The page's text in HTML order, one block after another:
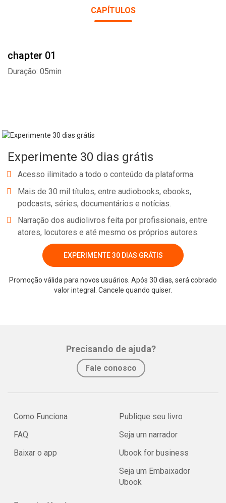
CAPÍTULOS
chapter 01
Duração: 05min
Experimente 30 dias grátis
Acesso ilimitado a todo o conteúdo da plataforma.
Mais de 30 mil títulos, entre audiobooks, ebooks,
podcasts, séries, documentários e notícias.
Narração dos audiolivros feita por profissionais, entre
atores, locutores e até mesmo os próprios autores.
EXPERIMENTE 30 DIAS GRÁTIS
Promoção válida para novos usuários. Após 30 dias, será cobrado
valor integral. Cancele quando quiser.
Precisando de ajuda?
Fale conosco
Como Funciona
FAQ
Baixar o app
Publique seu livro
Seja um narrador
Ubook for business
Seja um Embaixador
Ubook
Whatsapp Twitter E-mail